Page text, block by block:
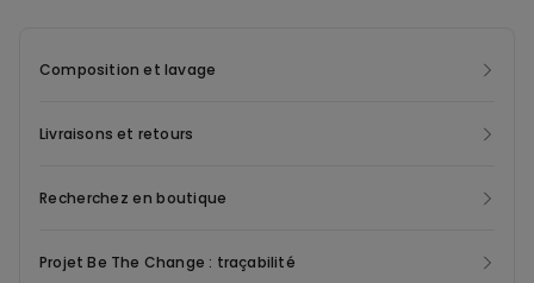
Composition et lavage
Livraisons et retours
Recherchez en boutique
Projet Be The Change : traçabilité